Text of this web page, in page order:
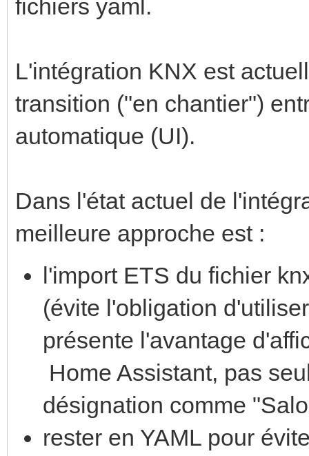
fichiers yaml.
L'intégration KNX est
transition ("en chantier")
automatique (UI).
Dans l'état actuel de
meilleure approche est :
l'import ETS du fichier
(évite l'obligation
présente l'avantage
Home Assistant, pas
désignation comme
rester en YAML pour